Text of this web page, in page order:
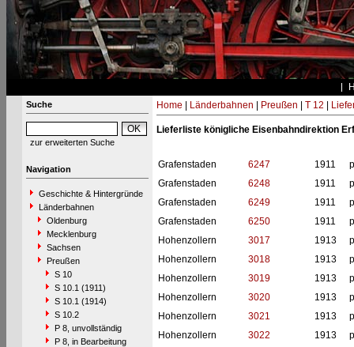
Suche
zur erweiterten Suche
Navigation
Geschichte & Hintergründe
Länderbahnen
Oldenburg
Mecklenburg
Sachsen
Preußen
S 10
S 10.1 (1911)
S 10.1 (1914)
S 10.2
P 8, unvollständig
P 8, in Bearbeitung
Home Länderbahnen Preußen T 12
Lieferliste königliche Eisenbahndirektion
Grafenstaden 6247 1911
Grafenstaden
6248 1911
Grafenstaden
6249 1911
Grafenstaden
6250 1911
Hohenzollern
3017 1913
Hohenzollern
3018 1913
Hohenzollern
3019 1913
Hohenzollern
3020 1913
Hohenzollern
3021 1913
Hohenzollern
3022 1913